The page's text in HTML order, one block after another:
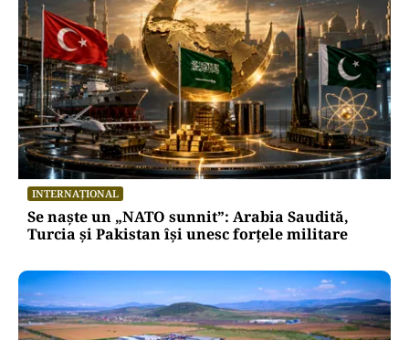
INTERNAȚIONAL
Se naște un „NATO sunnit”: Arabia Saudită,
Turcia și Pakistan își unesc forțele militare